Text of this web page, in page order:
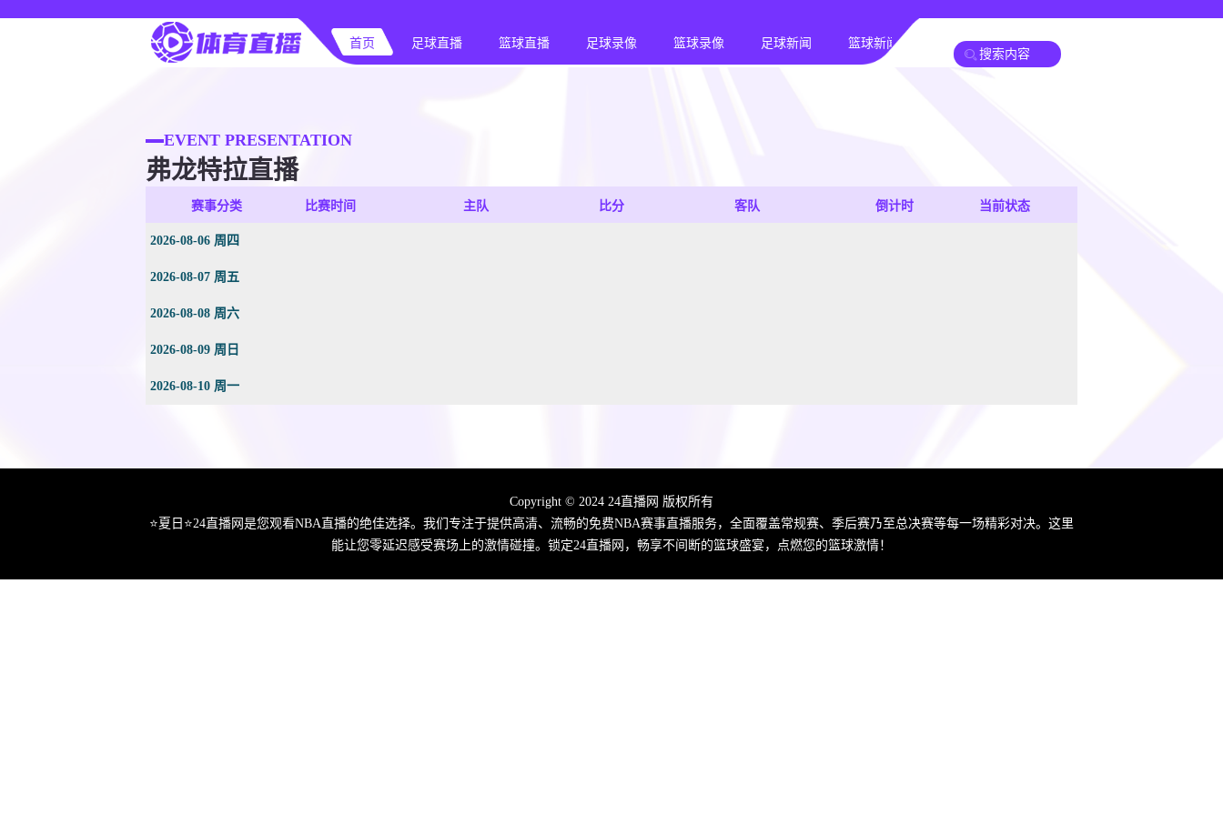
首页 足球直播 篮球直播 足球录像 篮球录像 足球新闻 篮球新闻
EVENT PRESENTATION
弗龙特拉直播
赛事分类 比赛时间 主队 比分 客队 倒计时 当前状态
2026-08-06 周四
2026-08-07 周五
2026-08-08 周六
2026-08-09 周日
2026-08-10 周一
Copyright © 2024 24直播网 版权所有
⭐️夏日⭐24直播网是您观看NBA直播的绝佳选择。我们专注于提供高清、流畅的免费NBA赛事直播服务，全面覆盖常规赛、季后赛乃至总决赛等每一场精彩对决。这里
能让您零延迟感受赛场上的激情碰撞。锁定24直播网，畅享不间断的篮球盛宴，点燃您的篮球激情！